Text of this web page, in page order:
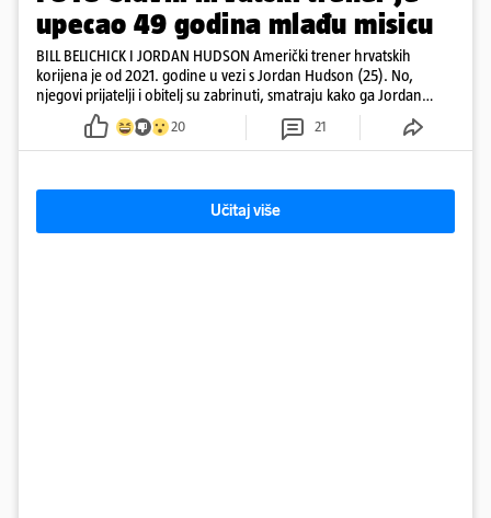
upecao 49 godina mlađu misicu
BILL BELICHICK I JORDAN HUDSON Američki trener hrvatskih
korijena je od 2021. godine u vezi s Jordan Hudson (25). No,
njegovi prijatelji i obitelj su zabrinuti, smatraju kako ga Jordan
kontrolira
20 21
Učitaj više